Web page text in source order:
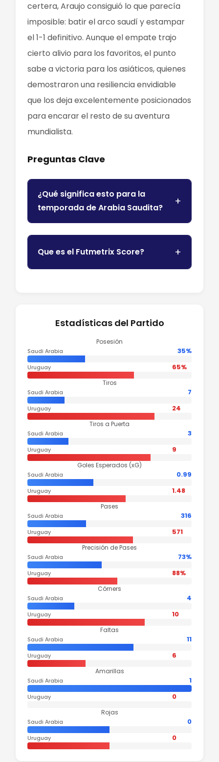
certera, Araujo consiguió lo que parecía
imposible: batir el arco saudí y estampar
el 1-1 definitivo. Aunque el empate trajo
cierto alivio para los favoritos, el punto
sabe a victoria para los asiáticos, quienes
demostraron una resiliencia envidiable
que los deja excelentemente posicionados
para encarar el resto de su aventura
mundialista.
Preguntas Clave
¿Qué significa esto para la
temporada de Arabia Saudita?
Que es el Futmetrix Score?
Estadísticas del Partido
Posesión
Saudi Arabia 35%
Uruguay 65%
Tiros
Saudi Arabia 7
Uruguay 24
Tiros a Puerta
Saudi Arabia 3
Uruguay 9
Goles Esperados (xG)
Saudi Arabia 0.99
Uruguay 1.48
Pases
Saudi Arabia 316
Uruguay 571
Precisión de Pases
Saudi Arabia 73%
Uruguay 88%
Córners
Saudi Arabia 4
Uruguay 10
Faltas
Saudi Arabia 11
Uruguay 6
Amarillas
Saudi Arabia 1
Uruguay 0
Rojas
Saudi Arabia 0
Uruguay 0